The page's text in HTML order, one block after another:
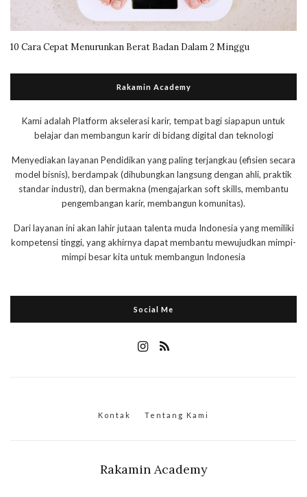
10 Cara Cepat Menurunkan Berat Badan Dalam 2 Minggu
Rakamin Academy
Kami adalah Platform akselerasi karir, tempat bagi siapapun untuk
belajar dan membangun karir di bidang digital dan teknologi
Menyediakan layanan Pendidikan yang paling terjangkau (efisien secara
model bisnis), berdampak (dihubungkan langsung dengan ahli, praktik
standar industri), dan bermakna (mengajarkan soft skills, membantu
pengembangan karir, membangun komunitas).
Dari layanan ini akan lahir jutaan talenta muda Indonesia yang memiliki
kompetensi tinggi, yang akhirnya dapat membantu mewujudkan mimpi-
mimpi besar kita untuk membangun Indonesia
Social Me
Kontak Tentang Kami
Rakamin Academy